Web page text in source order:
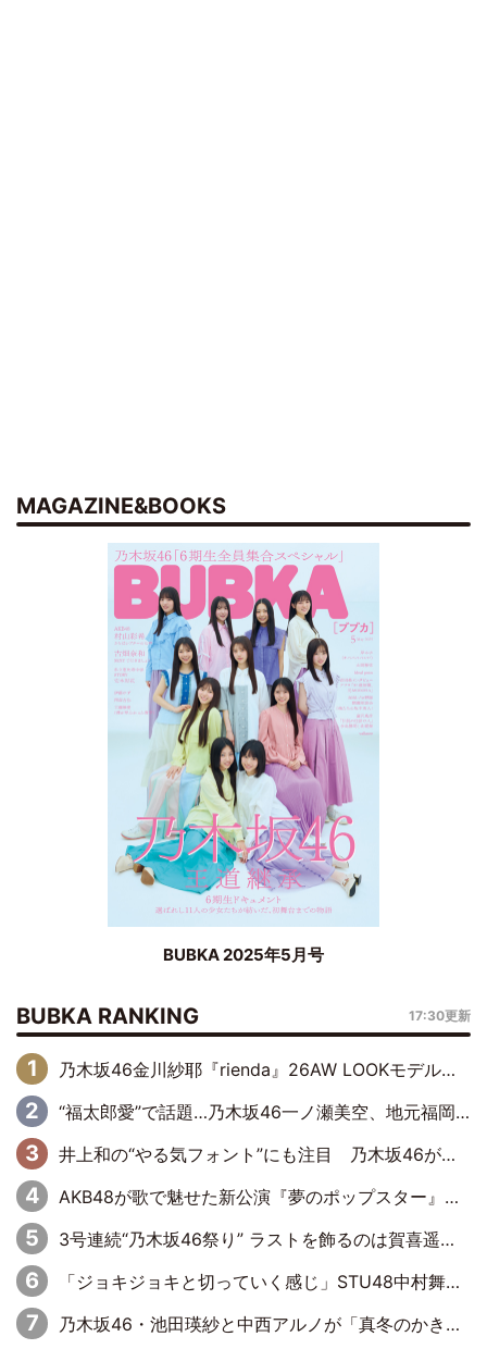
MAGAZINE&BOOKS
BUBKA 2025年5月号
BUBKA RANKING 17:30更新
乃木坂46金川紗耶『rienda』26AW LOOKモデルに就任
“福太郎愛”で話題…乃木坂46一ノ瀬美空、地元福岡『めんべい25周年トップサポーター』に就任
井上和の“やる気フォント”にも注目 乃木坂46が挑んだ書道パフォーマンスの舞台裏
AKB48が歌で魅せた新公演『夢のポップスター』 初日から全身全霊のステージ
3号連続“乃木坂46祭り” ラストを飾るのは賀喜遥香…5年ぶりの登場に「5年分大人になった私を見ていただけたら」
「ジョキジョキと切っていく感じ」STU48中村舞、新しい挑戦は自らの手で
乃木坂46・池田瑛紗と中西アルノが「真冬のかき氷」騒動で火花散らす！ 因縁の裏にあるのは、逆境をともに“凌”ぐ似た者同士の絆